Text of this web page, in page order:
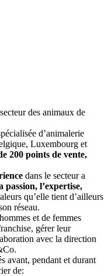
des animaux de
d’animalerie
Luxembourg et
200 points de vente,
dans le secteur a
passion, l’expertise,
qu’elle tient d’ailleurs
réseau.
et de femmes
gérer leur
avec la direction
avant, pendant et durant
de: